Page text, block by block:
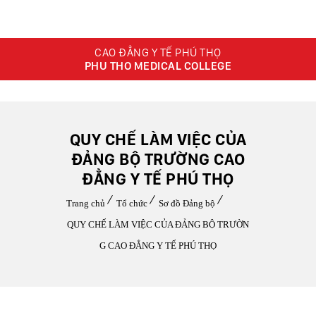
CAO ĐẲNG Y TẾ PHÚ THỌ
PHU THO MEDICAL COLLEGE
QUY CHẾ LÀM VIỆC CỦA
ĐẢNG BỘ TRƯỜNG CAO
ĐẲNG Y TẾ PHÚ THỌ
Trang chủ Tổ chức
Sơ đồ Đảng bộ
QUY CHẾ LÀM VIỆC CỦA ĐẢNG BỘ TRƯỜN
G CAO ĐẲNG Y TẾ PHÚ THỌ